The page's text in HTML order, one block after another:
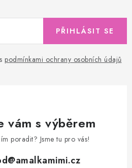
podmínkami ochrany osobních údajů
PŘIHLÁSIT SE
vám s výběrem
poradit? Jsme tu pro vás!
@amalkamimi.cz